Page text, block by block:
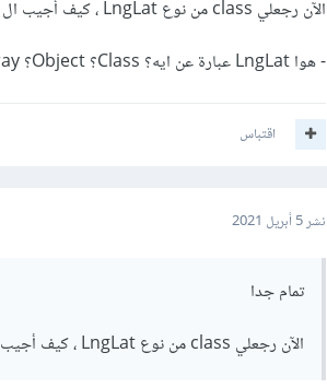
الآن رجعلي class من نوع LngLat ، كيف أجيب ال longitude وال latitude
- هوا LngLat عبارة عن ايه؟ Class؟ Object؟ Array؟
اقتباس
نشر5 أبريل 2021
تمام جدا
الآن رجعلي class من نوع LngLat ، كيف أجيب ال longitude وال latitude